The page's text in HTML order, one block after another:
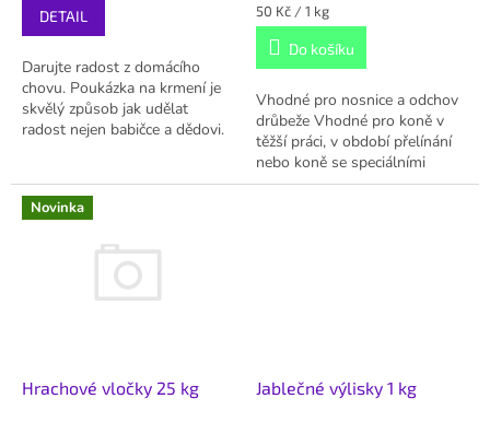
DETAIL
Darujte radost z domácího
chovu. Poukázka na krmení je
skvělý způsob jak udělat
radost nejen babičce a dědovi.
Měrná
cena:
50 Kč / 1 kg
Do košíku
Vhodné pro nosnice a odchov
drůbeže Vhodné pro koně v
těžší práci, v období přelínání
nebo koně se speciálními
dietickými požadavky Vysoký
Novinka
Hrachové vločky 25 kg Jablečné výlisky 1 kg